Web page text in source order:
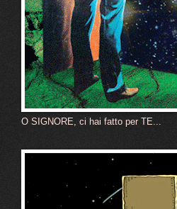
O SIGNORE, ci hai fatto per TE...